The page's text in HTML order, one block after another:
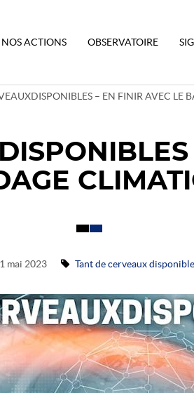
NOS ACTIONS OBSERVATOIRE
– EN FINIR AVEC LE
mai 2023 Tant de cerveaux